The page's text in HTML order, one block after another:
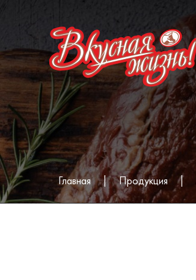
Главная | Продукция |